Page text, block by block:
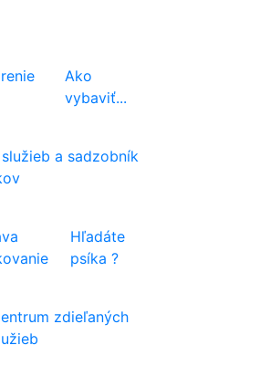
Ako
vybaviť...
a sadzobník
Hľadáte
psíka ?
zdieľaných